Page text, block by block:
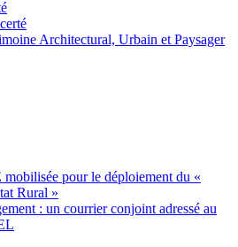
Architectural, Urbain et Paysager
pour le déploiement du «
Rural »
: un courrier conjoint adressé au